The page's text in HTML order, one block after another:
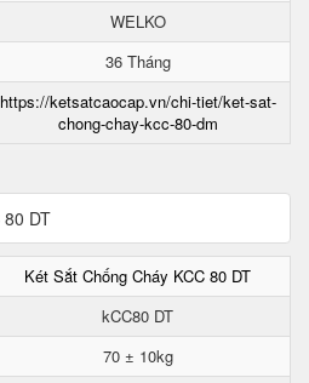
WELKO
36 Tháng
https://ketsatcaocap.vn/chi-tiet/ket-sat-
chong-chay-kcc-80-dm
Két Sắt Chống Cháy KCC 80 DT
kCC80 DT
70 ± 10kg